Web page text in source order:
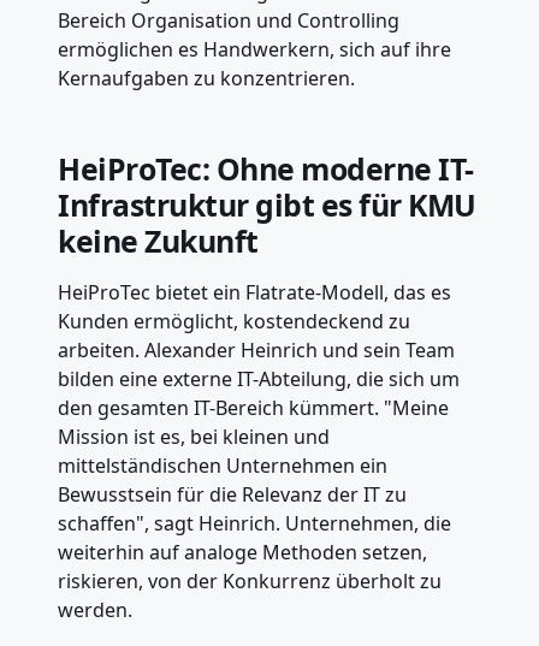
Bereich Organisation und Controlling
ermöglichen es Handwerkern, sich auf ihre
Kernaufgaben zu konzentrieren.
HeiProTec: Ohne moderne IT-
Infrastruktur gibt es für KMU
keine Zukunft
HeiProTec bietet ein Flatrate-Modell, das es
Kunden ermöglicht, kostendeckend zu
arbeiten. Alexander Heinrich und sein Team
bilden eine externe IT-Abteilung, die sich um
den gesamten IT-Bereich kümmert. "Meine
Mission ist es, bei kleinen und
mittelständischen Unternehmen ein
Bewusstsein für die Relevanz der IT zu
schaffen", sagt Heinrich. Unternehmen, die
weiterhin auf analoge Methoden setzen,
riskieren, von der Konkurrenz überholt zu
werden.